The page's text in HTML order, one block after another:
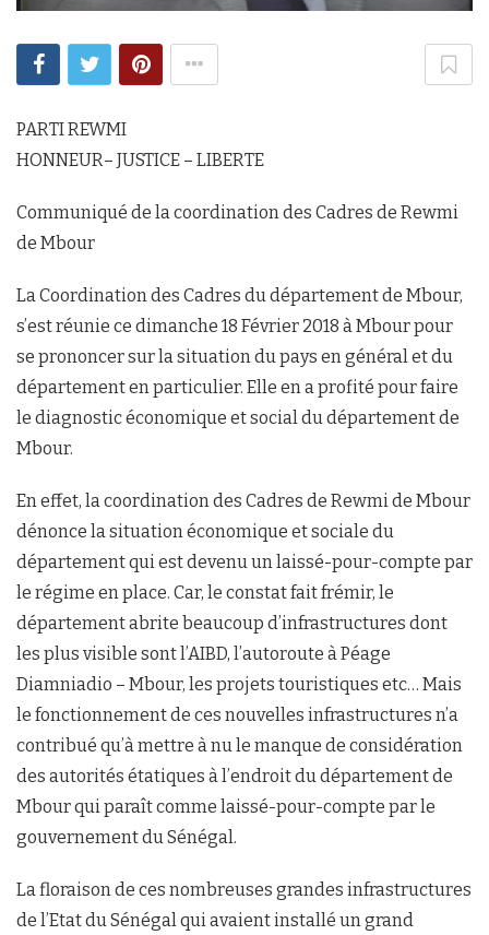
PARTI REWMI
HONNEUR– JUSTICE – LIBERTE
Communiqué de la coordination des Cadres de Rewmi
de Mbour
La Coordination des Cadres du département de Mbour,
s’est réunie ce dimanche 18 Février 2018 à Mbour pour
se prononcer sur la situation du pays en général et du
département en particulier. Elle en a profité pour faire
le diagnostic économique et social du département de
Mbour.
En effet, la coordination des Cadres de Rewmi de Mbour
dénonce la situation économique et sociale du
département qui est devenu un laissé-pour-compte par
le régime en place. Car, le constat fait frémir, le
département abrite beaucoup d’infrastructures dont
les plus visible sont l’AIBD, l’autoroute à Péage
Diamniadio – Mbour, les projets touristiques etc… Mais
le fonctionnement de ces nouvelles infrastructures n’a
contribué qu’à mettre à nu le manque de considération
des autorités étatiques à l’endroit du département de
Mbour qui paraît comme laissé-pour-compte par le
gouvernement du Sénégal.
La floraison de ces nombreuses grandes infrastructures
de l’Etat du Sénégal qui avaient installé un grand